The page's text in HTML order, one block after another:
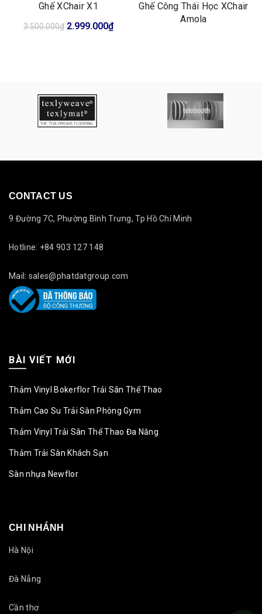
Ghế XChair X1
3.500.000₫ Giá
2.999.000₫Giá
Ghế Công Thái Học XChair
Amola
CONTACT US
9 Đường 7C, Phường Bình Trưng, Tp Hồ Chí Minh
Hotline: +84 903 127 148
Mail: sales@phatdatgroup.com
BÀI VIẾT MỚI
Thảm Vinyl Bokerflor Trải Sân Thể Thao
Thảm Cao Su Trải Sàn Phòng Gym
Thảm Vinyl Trải Sân Thể Thao Đa Năng
Thảm Trải Sàn Khách Sạn
Sàn nhựa Newflor
CHI NHÁNH
Hà Nội
Đà Nẵng
Cần thơ